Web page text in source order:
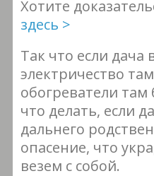
Хотите
здесь >
Так что если дача
электричество
обогреватели
что делать, если
дальнего
опасение, что
везем с собой.